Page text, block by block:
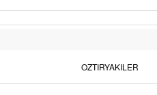
OZTIRYAKILER